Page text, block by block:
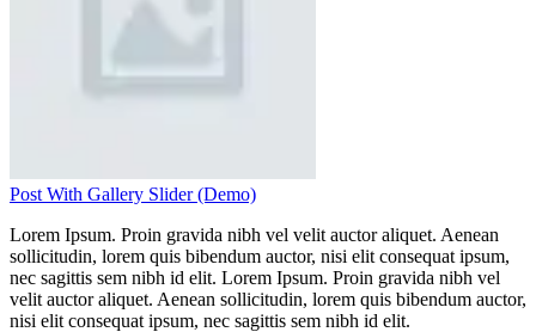
Post With Gallery Slider (Demo)
Lorem Ipsum. Proin gravida nibh vel velit auctor aliquet. Aenean
sollicitudin, lorem quis bibendum auctor, nisi elit consequat ipsum,
nec sagittis sem nibh id elit. Lorem Ipsum. Proin gravida nibh vel
velit auctor aliquet. Aenean sollicitudin, lorem quis bibendum auctor,
nisi elit consequat ipsum, nec sagittis sem nibh id elit.